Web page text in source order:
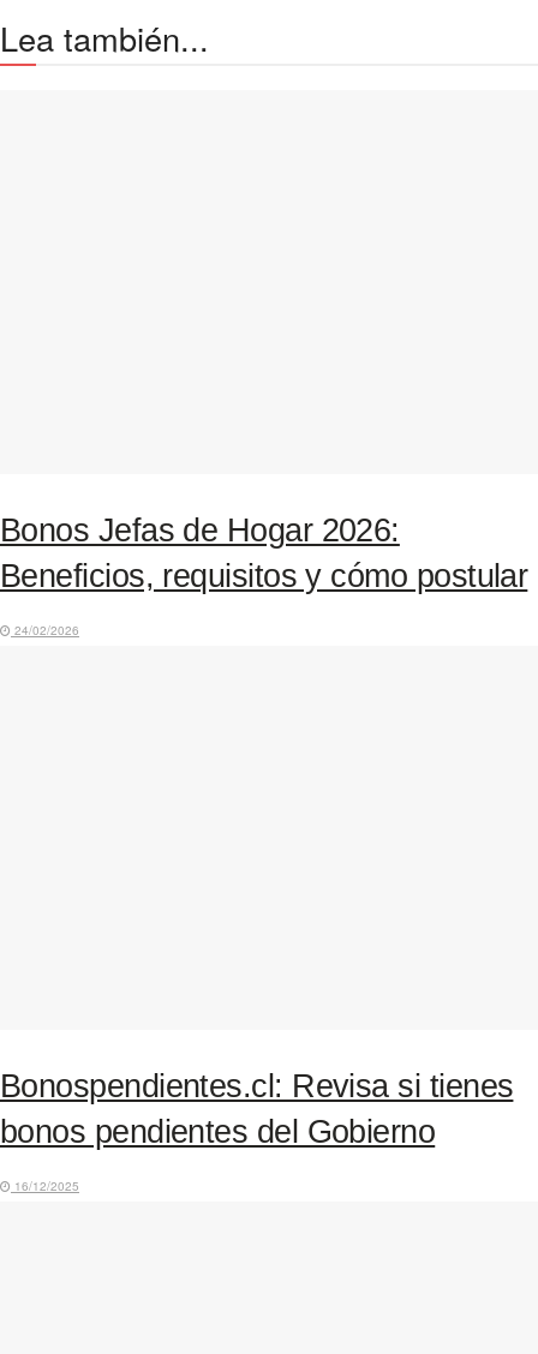
Lea también...
Bonos Jefas de Hogar 2026:
Beneficios, requisitos y cómo postular
24/02/2026
Bonospendientes.cl: Revisa si tienes
bonos pendientes del Gobierno
16/12/2025